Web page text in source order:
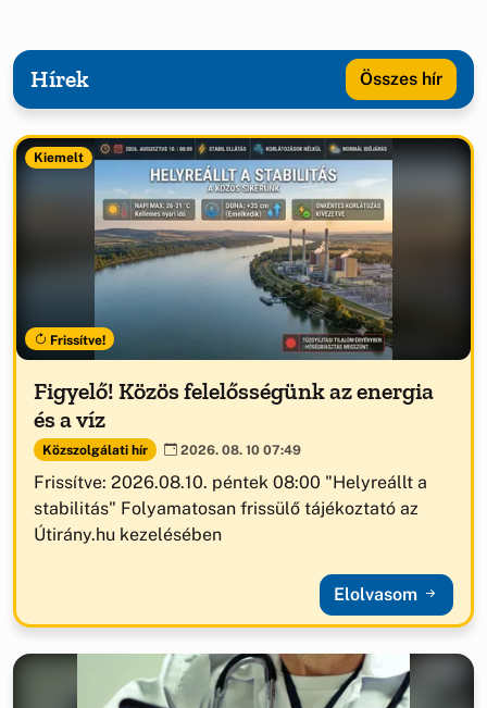
Hírek Összes hír
Kiemelt
Frissítve!
Figyelő! Közös felelősségünk az energia
és a víz
Közszolgálati hír 2026. 08. 10 07:49
Frissítve: 2026.08.10. péntek 08:00 "Helyreállt a
stabilitás" Folyamatosan frissülő tájékoztató az
Útirány.hu kezelésében
Elolvasom